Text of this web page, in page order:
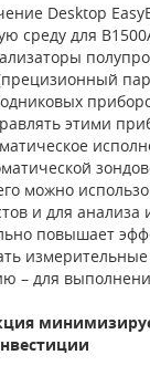
Desktop
среду для
этими
можно
и для
повышает
– для